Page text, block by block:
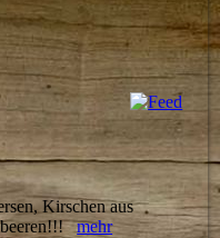
Kirschen aus
mehr